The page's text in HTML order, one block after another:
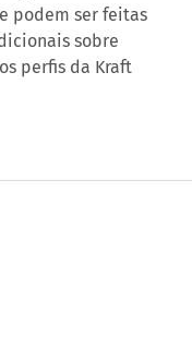
podem ser feitas
sobre
perfis da Kraft